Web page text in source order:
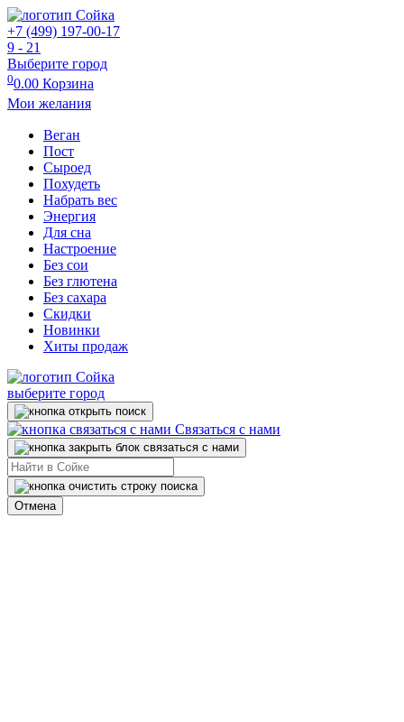
+7 (499) 197-00-17
9 - 21
Выберите город
00.00 Корзина
Мои желания
Веган
Пост
Сыроед
Похудеть
Набрать вес
Энергия
Для сна
Настроение
Без сои
Без глютена
Без сахара
Скидки
Новинки
Хиты продаж
выберите город
Связаться с нами
Отмена